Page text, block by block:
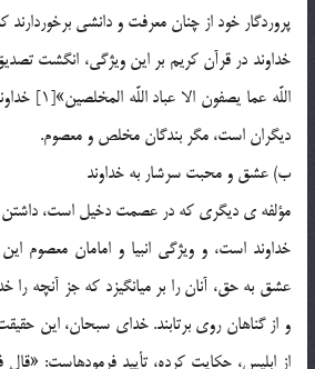
پروردگار خود از چنان معرفت و دانشي برخوردارند
خداوند در قرآن كريم بر اين ويژگي، انگشت
اللَّه عما
ديگران است، مگر بندگان مخلص و معصوم.
ب) عشق و محبت سرشار به خداوند
مؤلفه ي دیگری که در عصمت دخیل است،
خداوند است، و ويژگي انبیا و امامان معصوم
عشق به حق، آنان را بر مي‏انگيزد كه جز آن‏چه را خدا
و از گناهان روي برتابند. خداي سبحان، اين
از ابليس، حكايت كرده، تأييد فرموده‏است: «قال